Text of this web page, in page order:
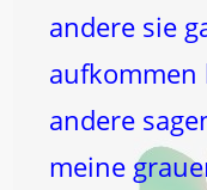
andere sie
aufkommen
andere
meine